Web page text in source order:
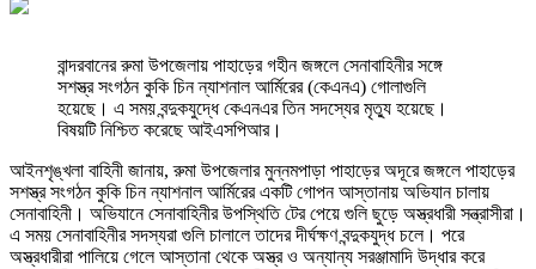
বান্দরবানের রুমা উপজেলায় পাহাড়ের গহীন জঙ্গলে সেনাবাহিনীর সঙ্গে
সশস্ত্র সংগঠন কুকি চিন ন্যাশনাল আর্মিরের (কেএনএ) গোলাগুলি
হয়েছে। এ সময় বন্দুকযুদ্ধে কেএনএর তিন সদস্যের মৃত্যু হয়েছে।
বিষয়টি নিশ্চিত করেছে আইএসপিআর।
আইনশৃঙ্খলা বাহিনী জানায়, রুমা উপজেলার মুন্নমপাড়া পাহাড়ের অদূরে জঙ্গলে পাহাড়ের
সশস্ত্র সংগঠন কুকি চিন ন্যাশনাল আর্মিরের একটি গোপন আস্তানায় অভিযান চালায়
সেনাবাহিনী। অভিযানে সেনাবাহিনীর উপস্থিতি টের পেয়ে গুলি ছুড়ে অস্ত্রধারী সন্ত্রাসীরা।
এ সময় সেনাবাহিনীর সদস্যরা গুলি চালালে তাদের দীর্ঘক্ষণ বন্দুকযুদ্ধ চলে। পরে
অস্ত্রধারীরা পালিয়ে গেলে আস্তানা থেকে অস্ত্র ও অন্যান্য সরঞ্জামাদি উদ্ধার করে